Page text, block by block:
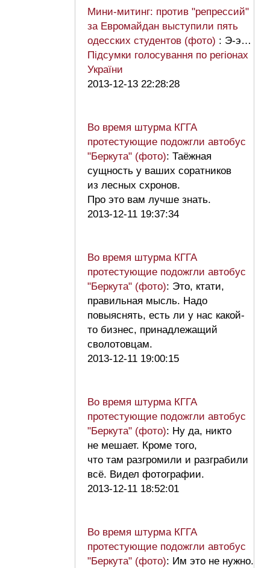
Мини-митинг: против "репрессий"
за Евромайдан выступили пять
одесских студентов (фото) : Э-э…
Підсумки голосування по регіонах
України
2013-12-13 22:28:28
Во время штурма КГГА
протестующие подожгли автобус
"Беркута" (фото): Таёжная
сущность у ваших соратников
из лесных схронов.
Про это вам лучше знать.
2013-12-11 19:37:34
Во время штурма КГГА
протестующие подожгли автобус
"Беркута" (фото): Это, ктати,
правильная мысль. Надо
повыяснять, есть ли у нас какой-
то бизнес, принадлежащий
сволотовцам.
2013-12-11 19:00:15
Во время штурма КГГА
протестующие подожгли автобус
"Беркута" (фото): Ну да, никто
не мешает. Кроме того,
что там разгромили и разграбили
всё. Видел фотографии.
2013-12-11 18:52:01
Во время штурма КГГА
протестующие подожгли автобус
"Беркута" (фото): Им это не нужно.